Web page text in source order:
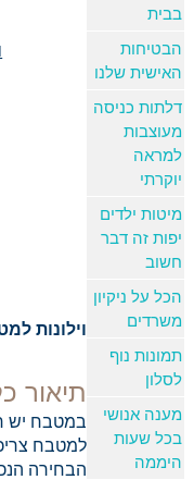
בבית
הבטיחות
האישית שלנו
דלתות כניסה
מעוצבות
למראה
יוקרתי
מיטות ילדים
יפות זה דבר
חשוב
הכל על ניקיון
משרדים
תמונות נוף
לסלון
מענה אנושי
בכל שעות
היממה
וילונות
תיאור
במטבח יש
למטבח
הבחירה